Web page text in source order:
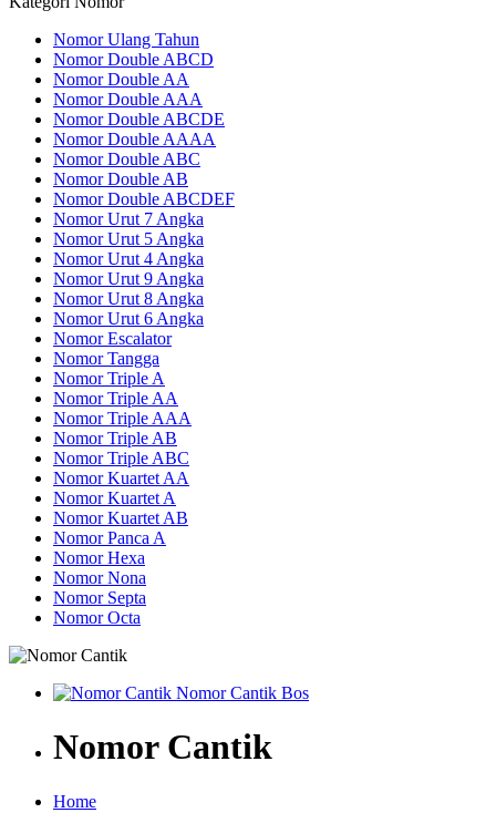
Nomor Ulang Tahun
Nomor Double ABCD
Nomor Double AA
Nomor Double AAA
Nomor Double ABCDE
Nomor Double AAAA
Nomor Double ABC
Nomor Double AB
Nomor Double ABCDEF
Nomor Urut 7 Angka
Nomor Urut 5 Angka
Nomor Urut 4 Angka
Nomor Urut 9 Angka
Nomor Urut 8 Angka
Nomor Urut 6 Angka
Nomor Escalator
Nomor Tangga
Nomor Triple A
Nomor Triple AA
Nomor Triple AAA
Nomor Triple AB
Nomor Triple ABC
Nomor Kuartet AA
Nomor Kuartet A
Nomor Kuartet AB
Nomor Panca A
Nomor Hexa
Nomor Nona
Nomor Septa
Nomor Octa
Nomor Cantik
Home